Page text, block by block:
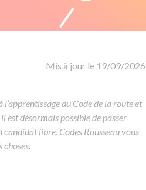
enseignant de la conduite
Mis à jour le 19/09/2026
du Code de la route et
est désormais possible de passer
candidat libre. Codes Rousseau vous
choses.